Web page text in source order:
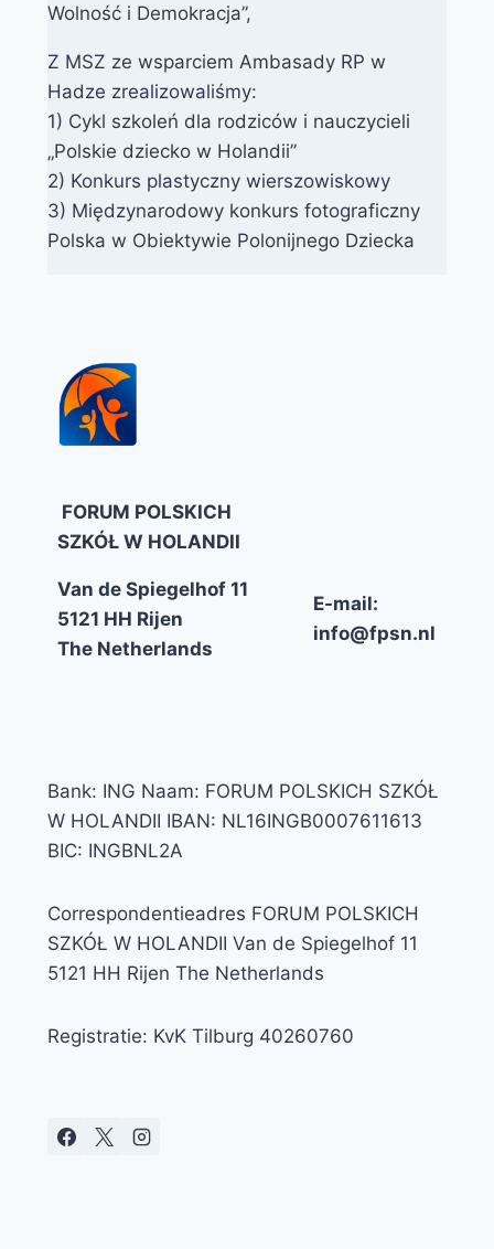
Wolność i Demokracja”,
Z MSZ ze wsparciem Ambasady RP w
Hadze zrealizowaliśmy:
1) Cykl szkoleń dla rodziców i nauczycieli
„Polskie dziecko w Holandii”
2) Konkurs plastyczny wierszowiskowy
3) Międzynarodowy konkurs fotograficzny
Polska w Obiektywie Polonijnego Dziecka
FORUM POLSKICH
SZKÓŁ W HOLANDII
Van de Spiegelhof 11
5121 HH Rijen
The Netherlands
E-mail:
info@fpsn.nl
Bank: ING Naam: FORUM POLSKICH SZKÓŁ
W HOLANDII IBAN: NL16INGB0007611613
BIC: INGBNL2A
Correspondentieadres FORUM POLSKICH
SZKÓŁ W HOLANDII Van de Spiegelhof 11
5121 HH Rijen The Netherlands
Registratie: KvK Tilburg 40260760